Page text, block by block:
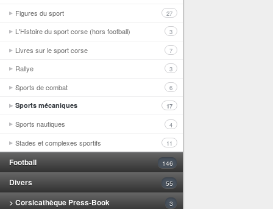
Figures du sport 27
L'Histoire du sport corse (hors football) 3
Livres sur le sport corse 7
Rallye 3
Sports de combat 6
Sports mécaniques 17
Sports nautiques 4
Stades et complexes sportifs 11
Football 146
Divers 55
> Corsicathèque Press-Book 3